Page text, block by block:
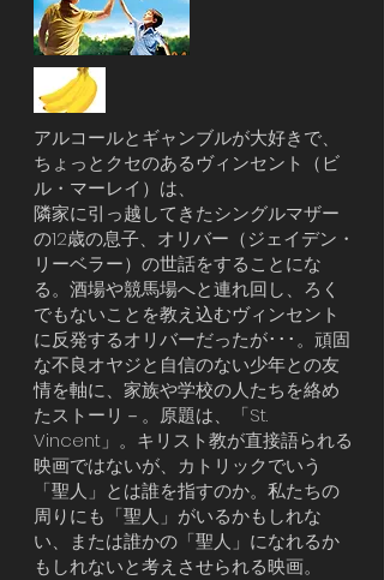
アルコールとギャンブルが大好きで、
ちょっとクセのあるヴィンセント（ビ
ル・マーレイ）は、
隣家に引っ越してきたシングルマザー
の12歳の息子、オリバー（ジェイデン・
リーベラー）の世話をすることにな
る。酒場や競馬場へと連れ回し、ろく
でもないことを教え込むヴィンセント
に反発するオリバーだったが･･･。頑固
な不良オヤジと自信のない少年との友
情を軸に、家族や学校の人たちを絡め
たストーリ－。原題は、「St.
Vincent」。キリスト教が直接語られる
映画ではないが、カトリックでいう
「聖人」とは誰を指すのか。私たちの
周りにも「聖人」がいるかもしれな
い、または誰かの「聖人」になれるか
もしれないと考えさせられる映画。